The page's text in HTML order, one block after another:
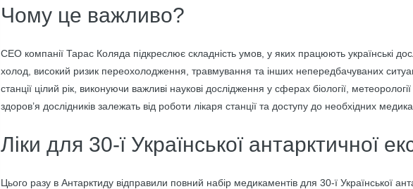
Чому це важливо?
СЕО компанії Тарас Коляда підкреслює складність умов, у яких працюють українські
холод, високий ризик переохолодження, травмування та інших непередбачуваних
станції цілий рік, виконуючи важливі наукові дослідження у сферах біології,
здоров’я дослідників залежать від роботи лікаря станції та доступу до необхідних
Ліки для 30-ї Української антарктичної
Цього разу в Антарктиду відправили повний набір медикаментів для 30-ї Української